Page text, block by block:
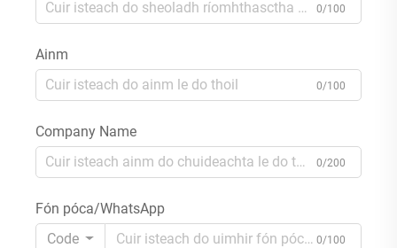
0/100
Ainm
0/100
Company Name
0/200
Fón póca/WhatsApp
Code
0/100